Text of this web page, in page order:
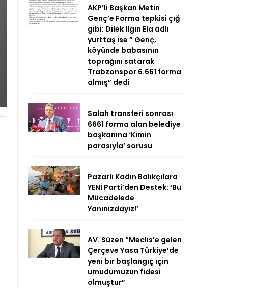
AKP’li Başkan Metin
Genç’e Forma tepkisi çığ
gibi: Dilek Ilgın Ela adlı
yurttaş ise ” Genç,
köyünde babasının
toprağını satarak
Trabzonspor 6.661 forma
almış” dedi
Salah transferi sonrası
6661 forma alan belediye
başkanına ‘Kimin
parasıyla’ sorusu
Pazarlı Kadın Balıkçılara
YENİ Parti’den Destek: ‘Bu
Mücadelede
Yanınızdayız!’
AV. Süzen “Meclis’e gelen
Çerçeve Yasa Türkiye’de
yeni bir başlangıç için
umudumuzun fidesi
olmuştur”